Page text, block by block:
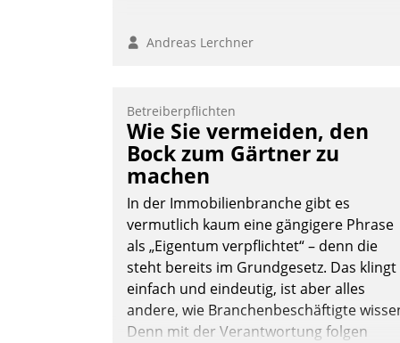
Andreas Lerchner
Betreiberpflichten
Wie Sie vermeiden, den
Bock zum Gärtner zu
machen
In der Immobilienbranche gibt es
vermutlich kaum eine gängigere Phrase
als „Eigentum verpflichtet“ – denn die
steht bereits im Grundgesetz. Das klingt
einfach und eindeutig, ist aber alles
andere, wie Branchenbeschäftigte
Denn mit der Verantwortung folgen